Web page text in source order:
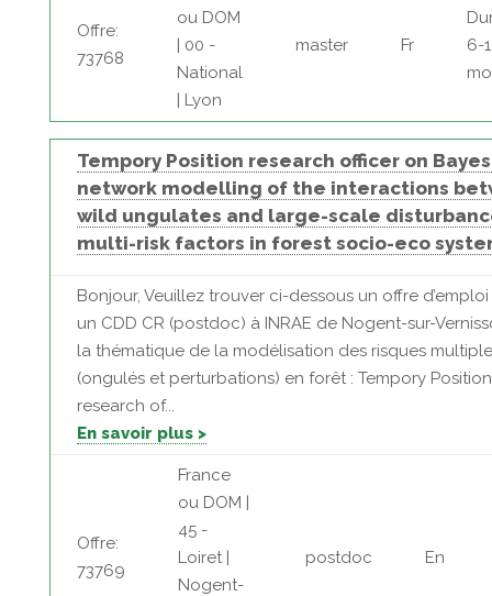
Offre:
73768
ou DOM
| 00 -
National
| Lyon
master Fr
6-
Tempory Position research officer on
network modelling of the interactions
wild ungulates and large-scale
multi-risk factors in forest socio-eco
Bonjour, Veuillez trouver ci-dessous un offre
un CDD CR (postdoc) à INRAE de Nogent-sur-
la thématique de la modélisation des risques
(ongulés et perturbations) en forêt : Tempory Position
research of...
En savoir plus >
Offre:
73769
France
ou DOM |
45 -
Loiret |
Nogent-
postdoc En